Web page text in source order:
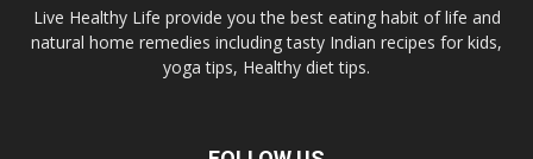
Live Healthy Life provide you the best eating habit of life and
natural home remedies including tasty Indian recipes for kids,
yoga tips, Healthy diet tips.